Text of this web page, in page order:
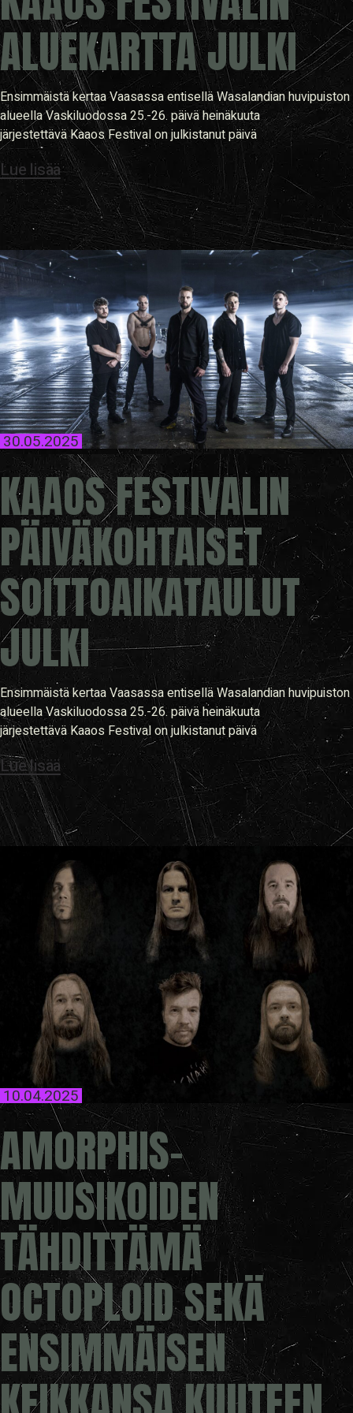
ALUEKARTTA JULKI
Ensimmäistä kertaa Vaasassa entisellä Wasalandian huvipuiston
alueella Vaskiluodossa 25.-26. päivä heinäkuuta
järjestettävä Kaaos Festival on julkistanut päivä
Lue lisää
30.05.2025
KAAOS FESTIVALIN
PÄIVÄKOHTAISET
SOITTOAIKATAULUT
JULKI
Ensimmäistä kertaa Vaasassa entisellä Wasalandian huvipuiston
alueella Vaskiluodossa 25.-26. päivä heinäkuuta
järjestettävä Kaaos Festival on julkistanut päivä
Lue lisää
10.04.2025
AMORPHIS-
MUUSIKOIDEN
TÄHDITTÄMÄ
OCTOPLOID SEKÄ
ENSIMMÄISEN